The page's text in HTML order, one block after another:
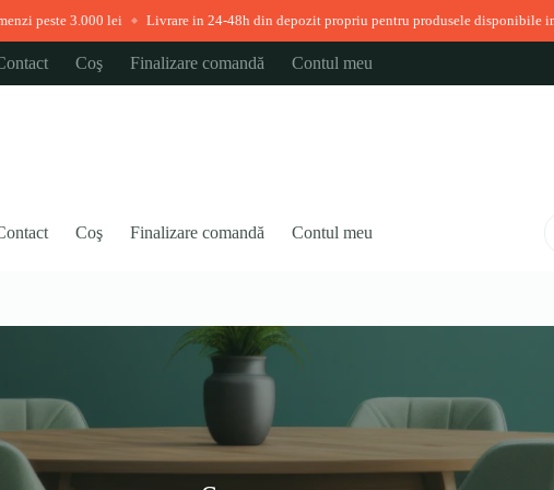
3.000 lei ◆ Livrare in 24-48h din depozit propriu pentru produsele disponibile imediat ◆
Coş Finalizare comandă Contul meu
Coş Finalizare comandă Contul meu